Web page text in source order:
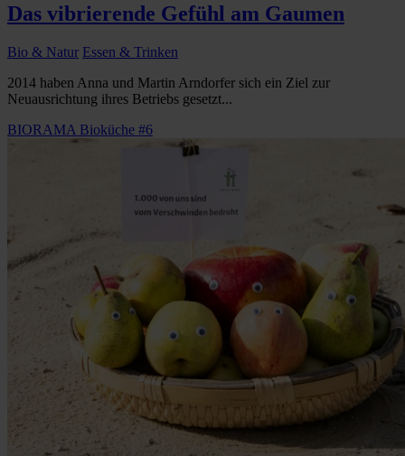
Das vibrierende Gefühl am Gaumen
Bio & Natur Essen & Trinken
2014 haben Anna und Martin Arndorfer sich ein Ziel zur
Neuausrichtung ihres Betriebs gesetzt...
BIORAMA Bioküche #6